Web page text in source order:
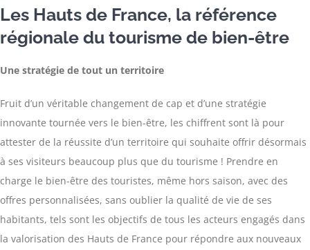
Les Hauts de France, la référence
régionale du tourisme de bien-être
Une stratégie de tout un territoire
Fruit d’un véritable changement de cap et d’une stratégie
innovante tournée vers le bien-être, les chiffrent sont là pour
attester de la réussite d’un territoire qui souhaite offrir désormais
à ses visiteurs beaucoup plus que du tourisme ! Prendre en
charge le bien-être des touristes, même hors saison, avec des
offres personnalisées, sans oublier la qualité de vie de ses
habitants, tels sont les objectifs de tous les acteurs engagés dans
la valorisation des Hauts de France pour répondre aux nouveaux